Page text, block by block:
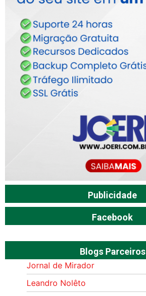
Publicidade
Facebook
Blogs Parceiros
Jornal de Mirador
Leandro Nolêto